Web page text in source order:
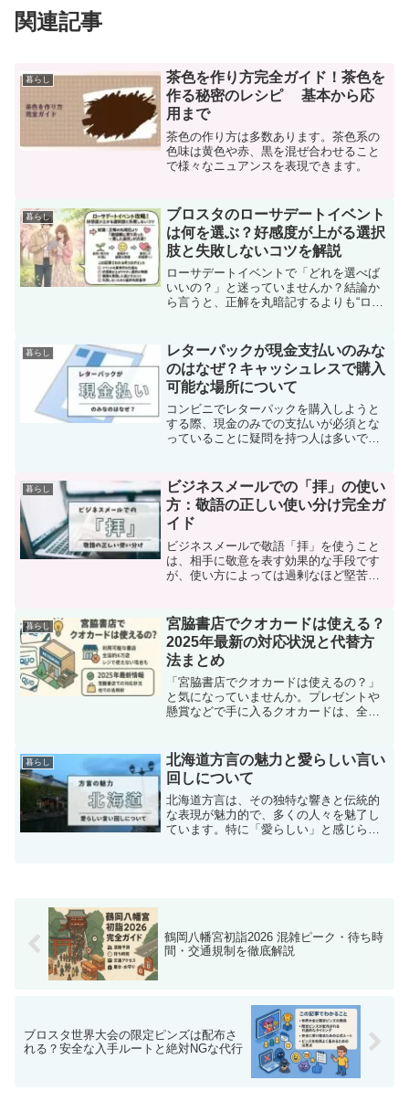
関連記事
暮らし
茶色を作り方完全ガイド！茶色を
作る秘密のレシピ 基本から応
用まで
茶色の作り方は多数あります。茶色系の
色味は黄色や赤、黒を混ぜ合わせること
で様々なニュアンスを表現できます。
暮らし
ブロスタのローサデートイベント
は何を選ぶ？好感度が上がる選択
肢と失敗しないコツを解説
ローサデートイベントで「どれを選べば
いいの？」と迷っていませんか？結論か
ら言うと、正解を丸暗記するよりも“ロー
近道です。自然や努力を大切にするロー
サの性格を理解し、前...
暮らし
レターパックが現金支払いのみな
のはなぜ？キャッシュレスで購入
可能な場所について
コンビニでレターパックを購入しようと
する際、現金のみでの支払いが必須とな
っていることに疑問を持つ人は多いでし
です。キャッシュレス決済が日常的にな
っている今、この制約は不...
暮らし
ビジネスメールでの「拝」の使い
方：敬語の正しい使い分け完全ガ
イド
ビジネスメールで敬語「拝」を使うこと
は、相手に敬意を表す効果的な手段です
が、使い方によっては過剰なほど堅苦し
ール返信時の注意点を把握することで、
相手との信頼関係を築きつ...
暮らし
宮脇書店でクオカードは使える？
2025年最新の対応状況と代替方
法まとめ
「宮脇書店でクオカードは使えるの？」
と気になっていませんか。プレゼントや
懸賞などで手に入るクオカードは、全国
舗によって異なり、実際にレジで断られ
てしまうケースもあります...
暮らし
北海道方言の魅力と愛らしい言い
回しについて
北海道方言は、その独特な響きと伝統的
な表現が魅力的で、多くの人々を魅了し
ています。特に「愛らしい」と感じられ
鶴岡八幡宮初詣2026 混雑ピーク・待ち時
間・交通規制を徹底解説
ブロスタ世界大会の限定ピンズは配布さ
れる？安全な入手ルートと絶対NGな代行